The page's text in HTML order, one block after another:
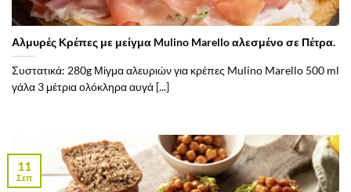
Αλμυρές Κρέπες με μείγμα Mulino Marello αλεσμένο σε Πέτρα.
Συστατικά: 280g Μίγμα αλευριών για κρέπες Mulino Marello 500 ml
γάλα 3 μέτρια ολόκληρα αυγά [...]
11
Σεπ